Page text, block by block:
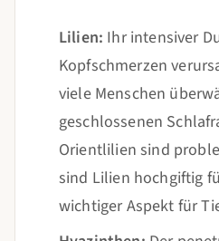
Lilien: Ihr intensiver
Kopfschmerzen
viele Menschen
geschlossenen
Orientlilien sind
sind Lilien hochgiftig
wichtiger Aspekt für